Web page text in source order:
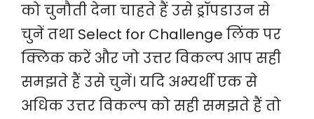
को चुनौती देना चाहते हैं उसे ड्रॉपडाउन से
चुनें तथा Select for Challenge लिंक पर
क्लिक करें और जो उत्तर विकल्प आप सही
समझते हैं उसे चुनें। यदि अभ्यर्थी एक से
अधिक उत्तर विकल्प को सही समझते हैं तो